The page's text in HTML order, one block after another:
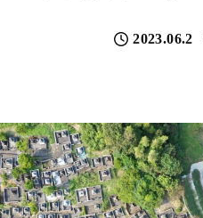
投稿日
2023.06.2